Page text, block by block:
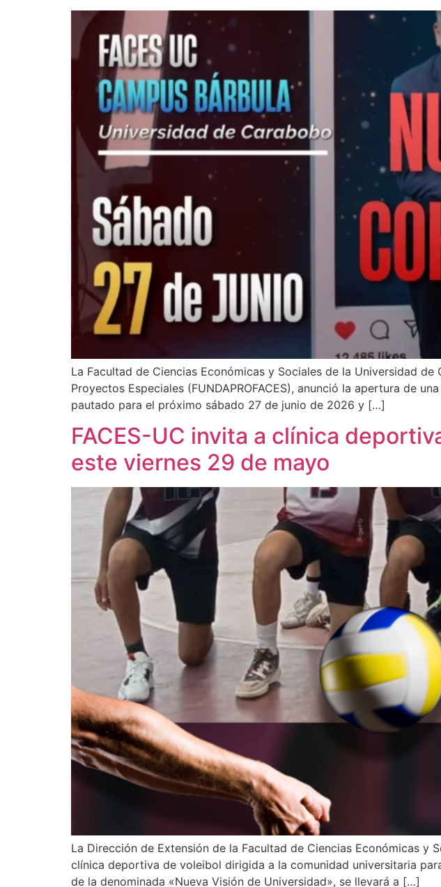
La Facultad de Ciencias Económicas y Sociales de la Universidad
Proyectos Especiales (FUNDAPROFACES), anunció la apertura de
pautado para el próximo sábado 27 de junio de 2026 y […]
FACES-UC invita a clínica
este viernes 29 de mayo
La Dirección de Extensión de la Facultad de Ciencias Económicas y
clínica deportiva de voleibol dirigida a la comunidad universitaria
de la denominada «Nueva Visión de Universidad», se llevará a […]